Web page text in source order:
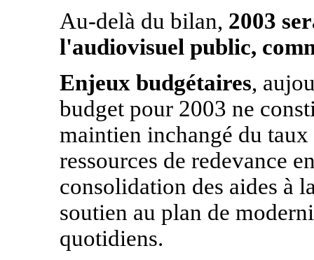
Au-delà du bilan, 2003
l'audiovisuel public,
Enjeux budgétaires,
budget pour 2003 ne
maintien inchangé du
ressources de redevance
consolidation des aides à
soutien au plan de
quotidiens.